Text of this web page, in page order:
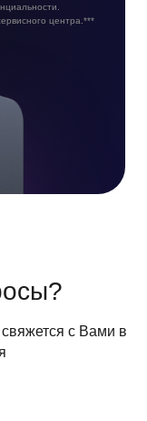
центра.***
с Вами в